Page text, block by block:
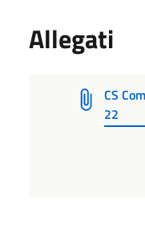
Allegati
CS
22